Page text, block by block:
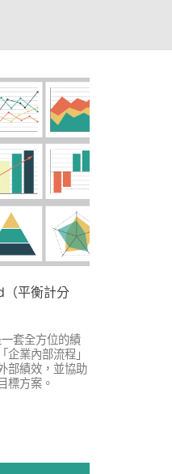
（平衡計分
套全方位的績
業內部流程」
部績效，並協助
標方案。